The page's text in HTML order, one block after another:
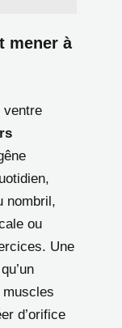
mener à
ventre
nombril,
ou
Une
d’orifice